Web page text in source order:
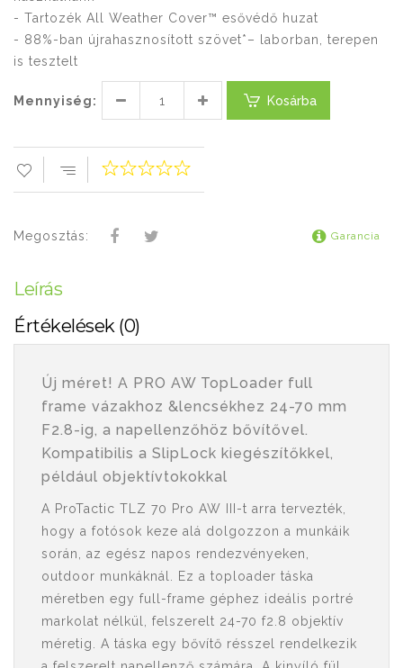
- Tartozék All Weather Cover™ esővédő huzat
- 88%-ban újrahasznosított szövet*– laborban, terepen
is tesztelt
Mennyiség: Kosárba
Megosztás: Garancia
Leírás
Értékelések (0)
Új méret! A PRO AW TopLoader full
frame vázakhoz &lencsékhez 24-70 mm
F2.8-ig, a napellenzőhöz bővítővel.
Kompatibilis a SlipLock kiegészítőkkel,
például objektívtokokkal
A ProTactic TLZ 70 Pro AW III-t arra tervezték,
hogy a fotósok keze alá dolgozzon a munkáik
során, az egész napos rendezvényeken,
outdoor munkáknál. Ez a toploader táska
méretben egy full-frame géphez ideális portré
markolat nélkül, felszerelt 24-70 f2.8 objektív
méretig. A táska egy bővítő résszel rendelkezik